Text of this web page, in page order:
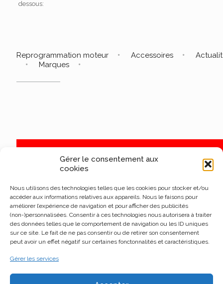
Gérer le consentement aux
cookies
Nous utilisons des technologies telles que les cookies pour stocker et/ou
accéder aux informations relatives aux appareils. Nous le faisons pour
améliorer l’expérience de navigation et pour afficher des publicités
(non-)personnalisées. Consentir à ces technologies nous autorisera à traiter
des données telles que le comportement de navigation ou les ID uniques
sur ce site. Le fait de ne pas consentir ou de retirer son consentement
peut avoir un effet négatif sur certaines fonctonnalités et caractéristiques.
Gérer les services
dessous:
Reprogrammation moteur Accessoires
Marques